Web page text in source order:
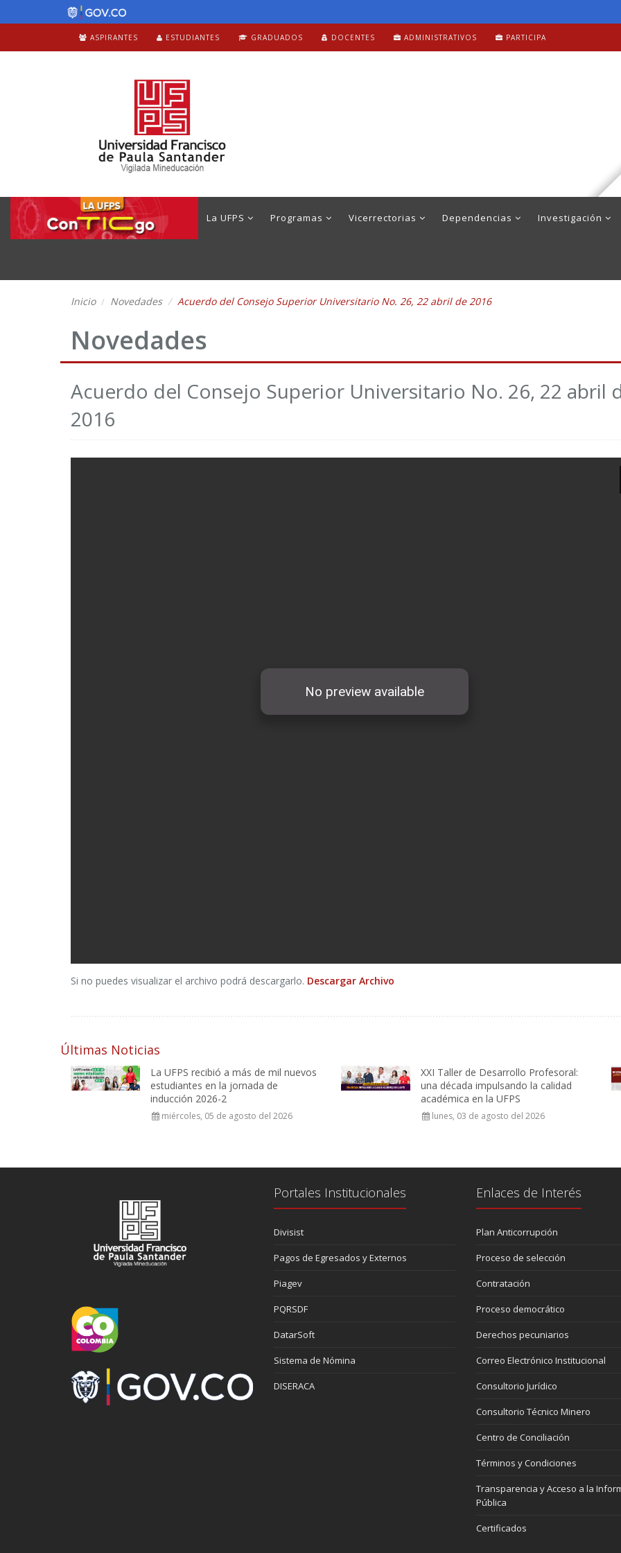
ASPIRANTES ESTUDIANTES GRADUADOS DOCENTES ADMINISTRATIVOS PARTICIPA
La UFPS Programas Vicerrectorias Dependencias Investigación
Inicio Novedades Acuerdo del Consejo Superior Universitario No. 26, 22 abril de 2016
Novedades
Acuerdo del Consejo Superior Universitario No. 26, 22 abril
2016
Si no puedes visualizar el archivo podrá descargarlo. Descargar Archivo
Últimas Noticias
La UFPS recibió a más de mil nuevos
estudiantes en la jornada de
inducción 2026-2
miércoles, 05 de agosto del 2026
XXI Taller de Desarrollo Profesoral:
una década impulsando la calidad
académica en la UFPS
lunes, 03 de agosto del 2026
Portales Institucionales
Divisist
Pagos de Egresados y Externos
Piagev
PQRSDF
DatarSoft
Sistema de Nómina
DISERACA
Enlaces de Interés
Plan Anticorrupción
Proceso de selección
Contratación
Proceso democrático
Derechos pecuniarios
Correo Electrónico Institucional
Consultorio Jurídico
Consultorio Técnico Minero
Centro de Conciliación
Términos y Condiciones
Transparencia y Acceso a la
Pública
Certificados